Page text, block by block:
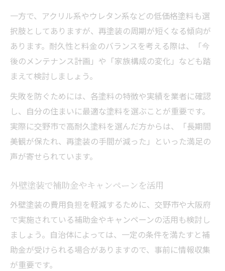
一方で、アクリル系やウレタン系などの低価格塗料も選
択肢としてありますが、再塗装の周期が短くなる傾向が
あります。耐久性と料金のバランスを考える際は、「今
後のメンテナンス計画」や「家族構成の変化」なども踏
まえて検討しましょう。
失敗を防ぐためには、各塗料の特徴や実績を業者に確認
し、自分の住まいに最適な塗料を選ぶことが重要です。
実際に交野市で高耐久塗料を選んだ方からは、「長期間
美観が保たれ、再塗装の手間が減った」といった満足の
声が寄せられています。
外壁塗装で補助金やキャンペーンを活用
外壁塗装の費用負担を軽減するために、交野市や大阪府
で実施されている補助金やキャンペーンの活用も検討し
ましょう。自治体によっては、一定の条件を満たすと補
助金が受けられる場合がありますので、事前に情報収集
が重要です。